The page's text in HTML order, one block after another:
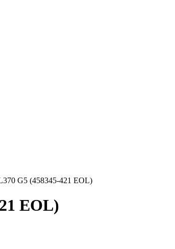
G5 (458345-421 EOL)
EOL)